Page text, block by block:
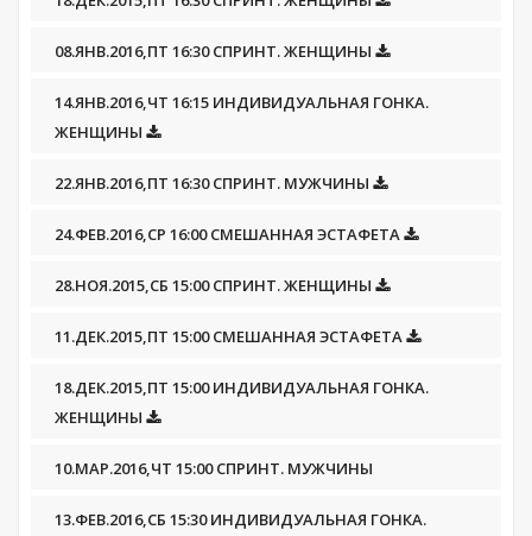
08.ЯНВ.2016,ПТ 16:30 СПРИНТ. ЖЕНЩИНЫ
14.ЯНВ.2016,ЧТ 16:15 ИНДИВИДУАЛЬНАЯ ГОНКА.
ЖЕНЩИНЫ
22.ЯНВ.2016,ПТ 16:30 СПРИНТ. МУЖЧИНЫ
24.ФЕВ.2016,СР 16:00 СМЕШАННАЯ ЭСТАФЕТА
28.НОЯ.2015,СБ 15:00 СПРИНТ. ЖЕНЩИНЫ
11.ДЕК.2015,ПТ 15:00 СМЕШАННАЯ ЭСТАФЕТА
18.ДЕК.2015,ПТ 15:00 ИНДИВИДУАЛЬНАЯ ГОНКА.
ЖЕНЩИНЫ
10.МАР.2016,ЧТ 15:00 СПРИНТ. МУЖЧИНЫ
13.ФЕВ.2016,СБ 15:30 ИНДИВИДУАЛЬНАЯ ГОНКА.